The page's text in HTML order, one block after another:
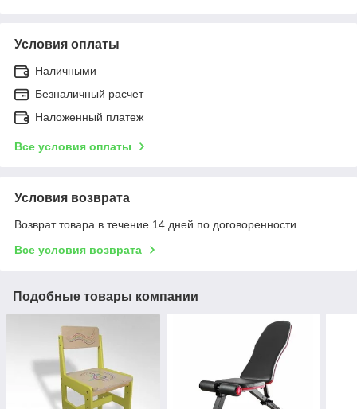
Условия оплаты
Наличными
Безналичный расчет
Наложенный платеж
Все условия оплаты
Условия возврата
Возврат товара в течение 14 дней по договоренности
Все условия возврата
Подобные товары компании